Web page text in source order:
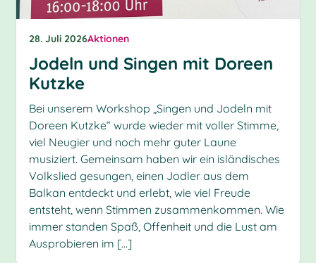
28. Juli 2026Aktionen
Jodeln und Singen mit Doreen
Kutzke
Bei unserem Workshop „Singen und Jodeln mit
Doreen Kutzke“ wurde wieder mit voller Stimme,
viel Neugier und noch mehr guter Laune
musiziert. Gemeinsam haben wir ein isländisches
Volkslied gesungen, einen Jodler aus dem
Balkan entdeckt und erlebt, wie viel Freude
entsteht, wenn Stimmen zusammenkommen. Wie
immer standen Spaß, Offenheit und die Lust am
Ausprobieren im […]